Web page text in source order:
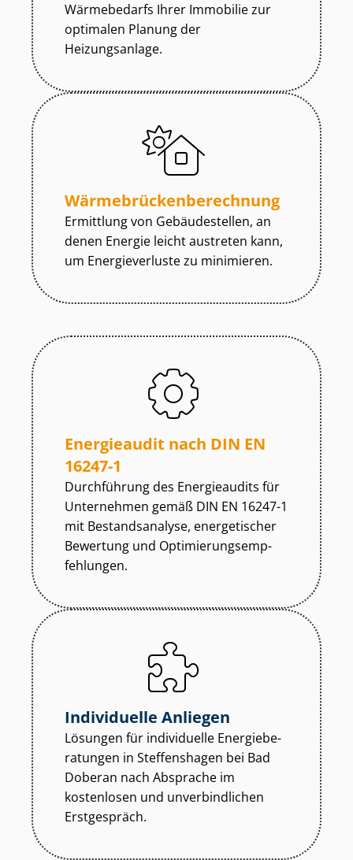
Wärmebedarfs Ihrer Immobilie zur
optimalen Planung der
Heizungsanlage.
Wär­me­brü­cken­be­rech­nung
Ermittlung von Gebäudestellen, an
denen Energie leicht austreten kann,
um Energieverluste zu minimieren.
Energieaudit nach DIN EN
16247-1
Durchführung des Energieaudits für
Unternehmen gemäß DIN EN 16247-1
mit Bestandsanalyse, energetischer
Bewertung und Op­ti­mie­rungs­emp­
feh­lun­gen.
Individuelle Anliegen
Lösungen für individuelle En­er­gie­be­
ra­tun­gen in Steffenshagen bei Bad
Doberan nach Absprache im
kostenlosen und unverbindlichen
Erstgespräch.